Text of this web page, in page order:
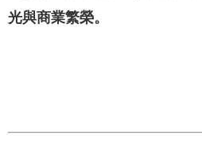
務
光與商業繁榮。